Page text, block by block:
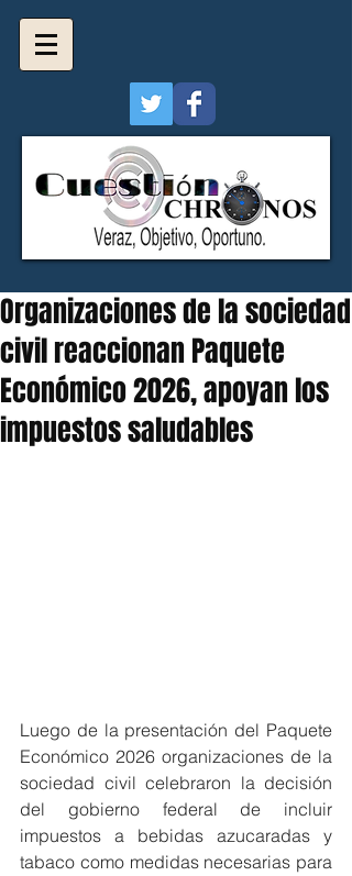
Organizaciones de la sociedad
civil reaccionan Paquete
Económico 2026, apoyan los
impuestos saludables
Luego de la presentación del Paquete
Económico 2026 organizaciones de la
sociedad civil celebraron la decisión
del gobierno federal de incluir
impuestos a bebidas azucaradas y
tabaco como medidas necesarias para